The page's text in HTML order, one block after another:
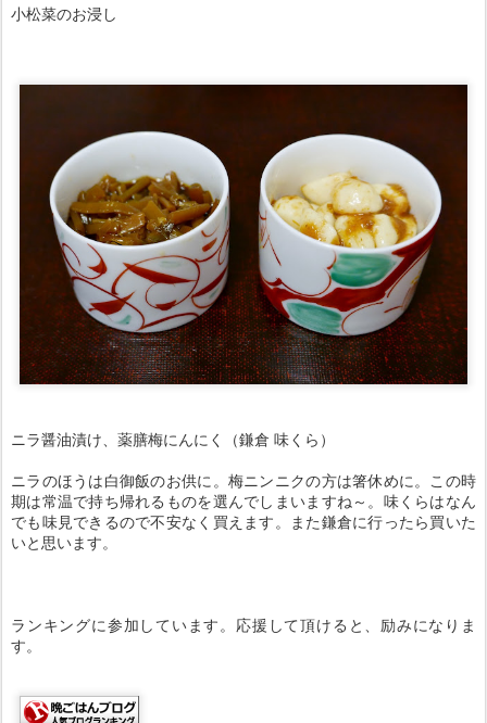
小松菜のお浸し
ニラ醤油漬け、薬膳梅にんにく（鎌倉 味くら）
ニラのほうは白御飯のお供に。梅ニンニクの方は箸休めに。この時
期は常温で持ち帰れるものを選んでしまいますね～。味くらはなん
でも味見できるので不安なく買えます。また鎌倉に行ったら買いた
いと思います。
ランキングに参加しています。応援して頂けると、励みになりま
す。